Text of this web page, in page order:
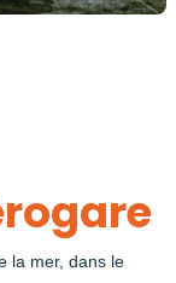
la mer, dans le